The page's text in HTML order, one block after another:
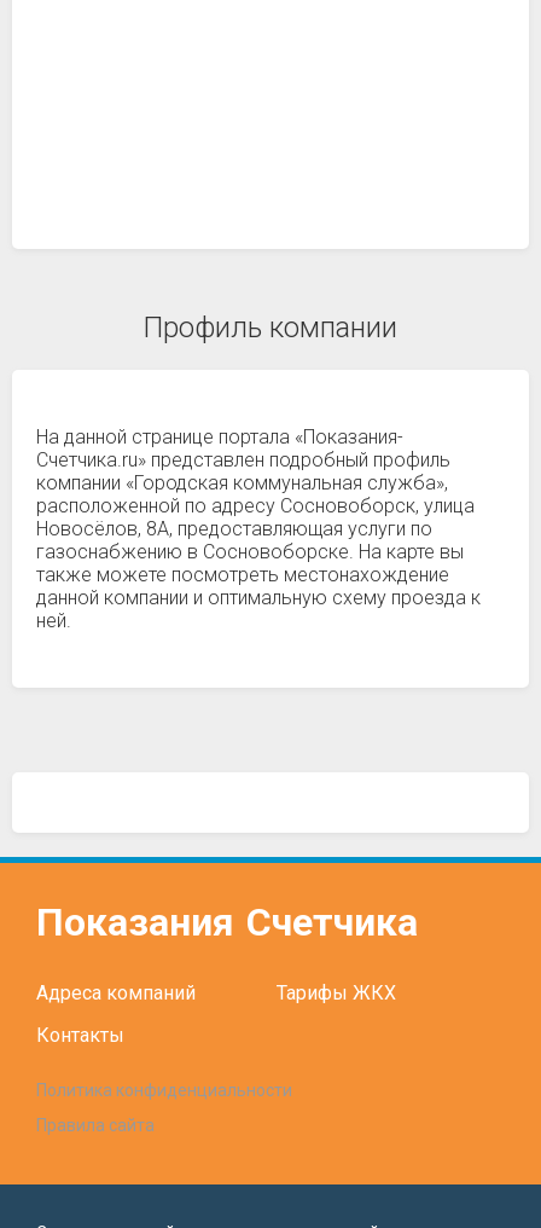
Профиль компании
На данной странице портала «Показания-
Счетчика.ru» представлен подробный профиль
компании «Городская коммунальная служба»,
расположенной по адресу Сосновоборск, улица
Новосёлов, 8А, предоставляющая услуги по
газоснабжению в Сосновоборске. На карте вы
также можете посмотреть местонахождение
данной компании и оптимальную схему проезда к
ней.
Показания Счетчика
Адреса компаний
Тарифы ЖКХ
Контакты
Политика конфиденциальности
Правила сайта